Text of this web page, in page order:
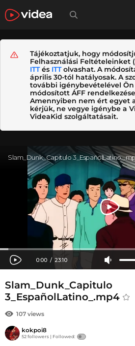
Tájékoztatjuk, hogy
Felhasználási Feltételeinket
ITTés ITTolvashat. A
április 30-tól hatályosak. A
további igénybevételével
módosított ÁFF
Amennyiben nem ért egyet
kérjük, ne vegye igénybe a
VideaKid szolgáltatásait.
Slam_Dunk_Capitulo
3_EspañolLatino_.mp4
107 views
kokpoi8
52 followers | Followed: